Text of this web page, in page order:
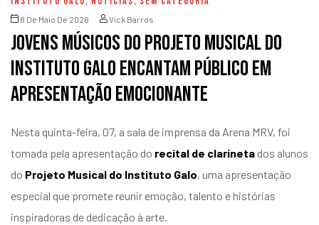
8 De Maio De 2026 Vick Barros
Jovens músicos do Projeto Musical do
Instituto Galo encantam público em
apresentação emocionante
Nesta quinta-feira, 07, a sala de imprensa da Arena MRV, foi
tomada pela apresentação do recital de clarineta dos alunos
do Projeto Musical do Instituto Galo, uma apresentação
especial que promete reunir emoção, talento e histórias
inspiradoras de dedicação à arte.